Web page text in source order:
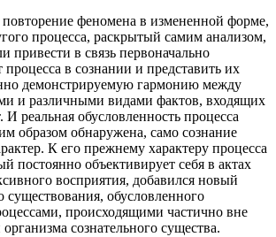
повторение феномена в измененной форме,
процесса, раскрытый самим анализом,
привести в связь первоначально
в сознании и представить их
демонстрируемую гармонию между
и различными видами фактов, входящих
реальная обусловленность процесса
образом обнаружена, само сознание
К его прежнему характеру процесса
постоянно объективирует себя в актах
восприятия, добавился новый
существования, обусловленного
происходящими частично вне
сознательного существа.